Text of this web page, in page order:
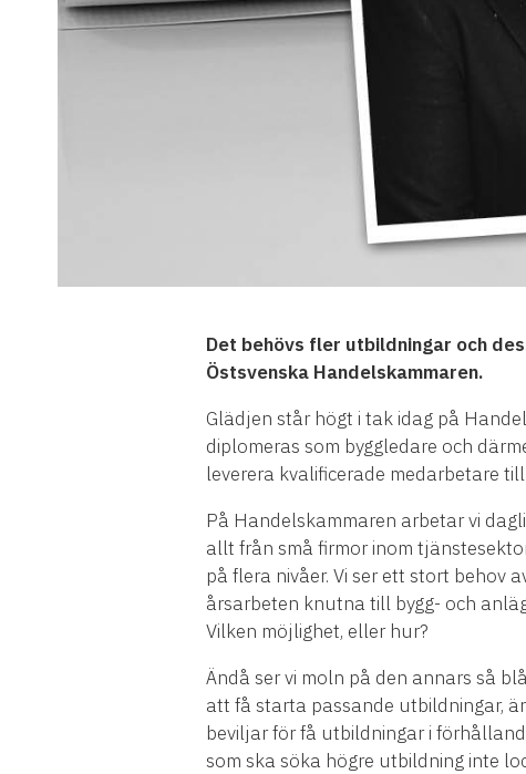
Det behövs fler utbildningar och
Östsvenska Handelskammaren.
Glädjen står högt i tak idag på
diplomeras som byggledare och
leverera kvalificerade medarbetare
På Handelskammaren arbetar vi
allt från små firmor inom
på flera nivåer. Vi ser ett stort behov
årsarbeten knutna till bygg- och
Vilken möjlighet, eller hur?
Ändå ser vi moln på den annars så
att få starta passande utbildningar,
beviljar för få utbildningar i
som ska söka högre utbildning inte